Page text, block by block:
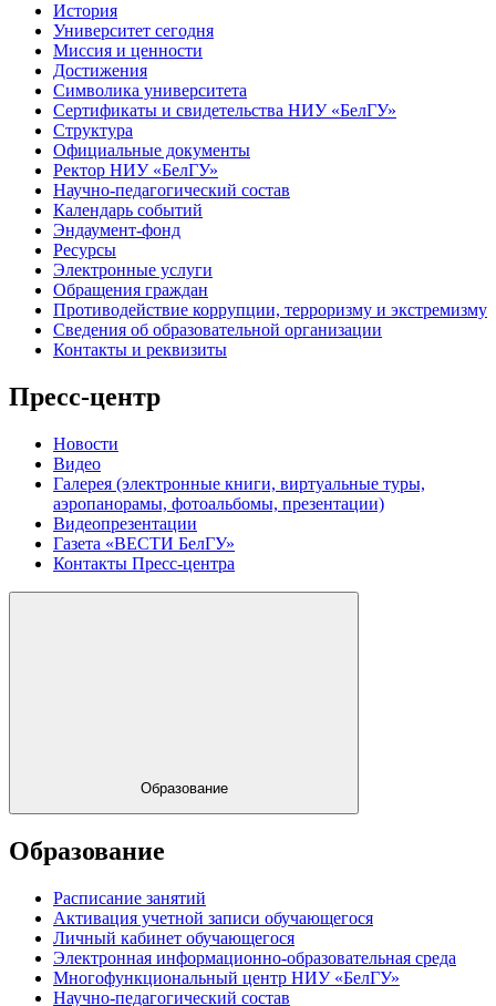
История
Университет сегодня
Миссия и ценности
Достижения
Символика университета
Сертификаты и свидетельства НИУ «БелГУ»
Структура
Официальные документы
Ректор НИУ «БелГУ»
Научно-педагогический состав
Календарь событий
Эндаумент-фонд
Ресурсы
Электронные услуги
Обращения граждан
Противодействие коррупции, терроризму и экстремизму
Сведения об образовательной организации
Контакты и реквизиты
Пресс-центр
Новости
Видео
Галерея (электронные книги, виртуальные туры,
аэропанорамы, фотоальбомы, презентации)
Видеопрезентации
Газета «ВЕСТИ БелГУ»
Контакты Пресс-центра
Образование
Образование
Расписание занятий
Активация учетной записи обучающегося
Личный кабинет обучающегося
Электронная информационно-образовательная среда
Многофункциональный центр НИУ «БелГУ»
Научно-педагогический состав